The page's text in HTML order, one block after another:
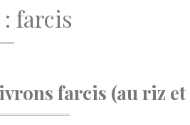
farcis
farcis (au riz et